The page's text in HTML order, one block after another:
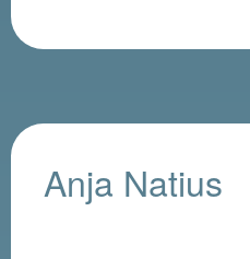
Anja Natius